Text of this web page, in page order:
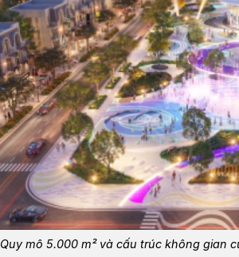
Quy mô 5.000 m² và cấu trúc không gian